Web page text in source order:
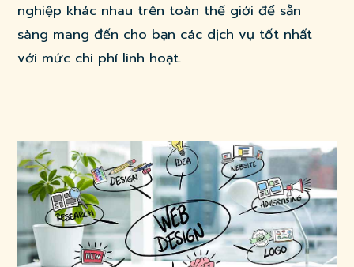
nghiệp khác nhau trên toàn thế giới để sẵn
sàng mang đến cho bạn các dịch vụ tốt nhất
với mức chi phí linh hoạt.